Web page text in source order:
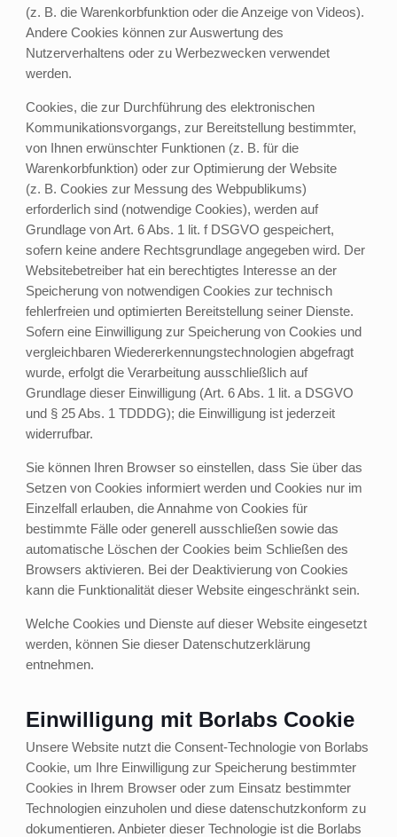
(z. B. die Warenkorbfunktion oder die Anzeige von Videos).
Andere Cookies können zur Auswertung des
Nutzerverhaltens oder zu Werbezwecken verwendet
werden.
Cookies, die zur Durchführung des elektronischen
Kommunikationsvorgangs, zur Bereitstellung bestimmter,
von Ihnen erwünschter Funktionen (z. B. für die
Warenkorbfunktion) oder zur Optimierung der Website
(z. B. Cookies zur Messung des Webpublikums)
erforderlich sind (notwendige Cookies), werden auf
Grundlage von Art. 6 Abs. 1 lit. f DSGVO gespeichert,
sofern keine andere Rechtsgrundlage angegeben wird. Der
Websitebetreiber hat ein berechtigtes Interesse an der
Speicherung von notwendigen Cookies zur technisch
fehlerfreien und optimierten Bereitstellung seiner Dienste.
Sofern eine Einwilligung zur Speicherung von Cookies und
vergleichbaren Wiedererkennungstechnologien abgefragt
wurde, erfolgt die Verarbeitung ausschließlich auf
Grundlage dieser Einwilligung (Art. 6 Abs. 1 lit. a DSGVO
und § 25 Abs. 1 TDDDG); die Einwilligung ist jederzeit
widerrufbar.
Sie können Ihren Browser so einstellen, dass Sie über das
Setzen von Cookies informiert werden und Cookies nur im
Einzelfall erlauben, die Annahme von Cookies für
bestimmte Fälle oder generell ausschließen sowie das
automatische Löschen der Cookies beim Schließen des
Browsers aktivieren. Bei der Deaktivierung von Cookies
kann die Funktionalität dieser Website eingeschränkt sein.
Welche Cookies und Dienste auf dieser Website eingesetzt
werden, können Sie dieser Datenschutzerklärung
entnehmen.
Einwilligung mit Borlabs Cookie
Unsere Website nutzt die Consent-Technologie von Borlabs
Cookie, um Ihre Einwilligung zur Speicherung bestimmter
Cookies in Ihrem Browser oder zum Einsatz bestimmter
Technologien einzuholen und diese datenschutzkonform zu
dokumentieren. Anbieter dieser Technologie ist die Borlabs